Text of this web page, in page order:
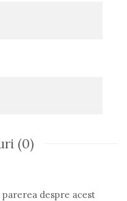
(0)
despre acest